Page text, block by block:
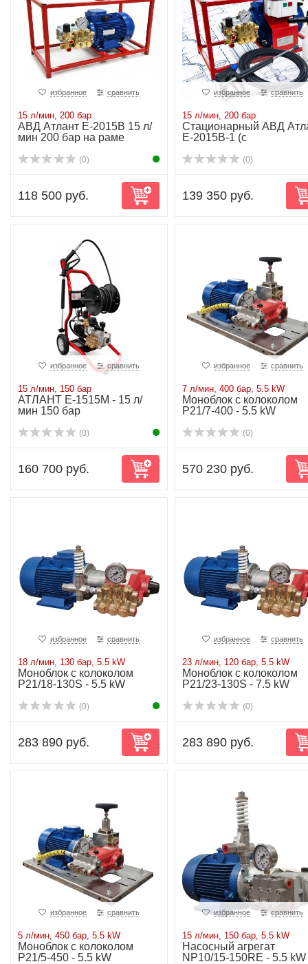
избранное сравнить
15 л/мин, 200 бар
АВД Атлант Е-2015B 15 л/
мин 200 бар на раме
(0)
118 500 руб.
избранное сравнить
15 л/мин, 200 бар
Стационарный АВД
Е-2015В-1 (с
(0)
139 350 руб.
избранное сравнить
15 л/мин, 150 бар
АТЛАНТ Е-1515М - 15 л/
мин 150 бар
(0)
160 700 руб.
избранное сравнить
7 л/мин, 400 бар, 5.5 kW
Моноблок с колоколом
P21/7-400 - 5.5 kW
(0)
570 230 руб.
избранное сравнить
18 л/мин, 130 бар, 5.5 kW
Моноблок с колоколом
P21/18-130S - 5.5 kW
(0)
283 890 руб.
избранное сравнить
23 л/мин, 120 бар, 5.5 kW
Моноблок с колоколом
P21/23-130S - 7.5 kW
(0)
283 890 руб.
избранное сравнить
5 л/мин, 450 бар, 5.5 kW
Моноблок с колоколом
P21/5-450 - 5.5 kW
избранное сравнить
15 л/мин, 150 бар, 5.5 kW
Насосный агрегат
NP10/15-150RE - 5.5 kW